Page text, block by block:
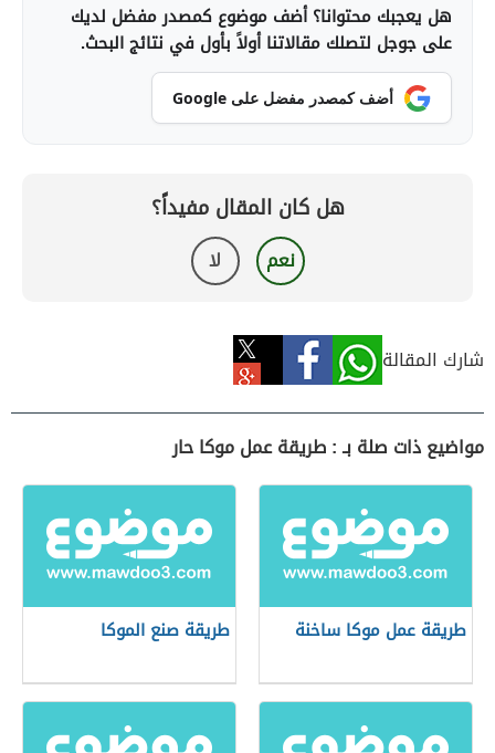
هل يعجبك محتوانا؟ أضف موضوع كمصدر مفضل لديك
على جوجل لتصلك مقالاتنا أولاً بأول في نتائج البحث.
أضف كمصدر مفضل على Google
هل كان المقال مفيداً؟
نعم لا
شارك المقالة
مواضيع ذات صلة بـ : طريقة عمل موكا حار
طريقة عمل موكا ساخنة طريقة صنع الموكا